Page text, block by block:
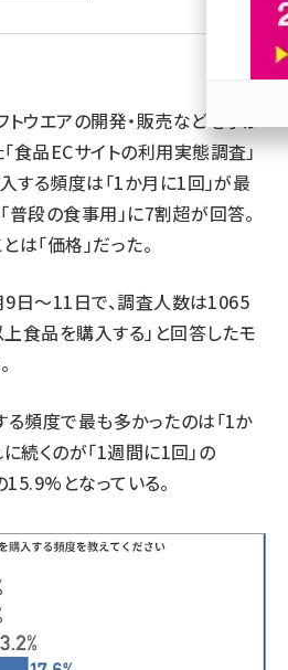
ウエアの開発・販売などを手が
食品ECサイトの利用実態調査」
する頻度は「1か月に1回」が最
普段の食事用」に7割超が回答。
「価格」だった。
日～11日で、調査人数は1065
上食品を購入する」と回答したモ
頻度で最も多かったのは「1か
続くのが「1週間に1回」の
15.9%となっている。
参